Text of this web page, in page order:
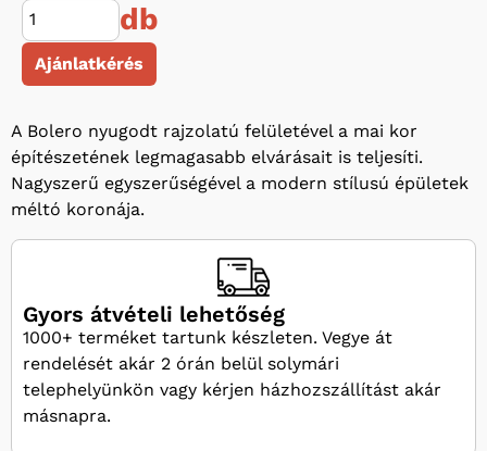
db
Ajánlatkérés
A Bolero nyugodt rajzolatú felületével a mai kor
építészetének legmagasabb elvárásait is teljesíti.
Nagyszerű egyszerűségével a modern stílusú épületek
méltó koronája.
Gyors átvételi lehetőség
1000+ terméket tartunk készleten. Vegye át
rendelését akár 2 órán belül solymári
telephelyünkön vagy kérjen házhozszállítást akár
másnapra.